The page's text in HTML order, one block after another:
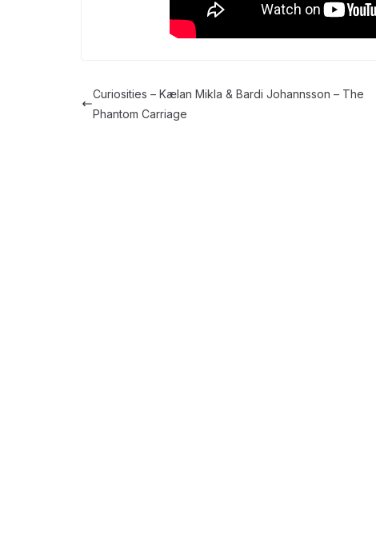
Curiosities – Kælan Mikla & Bardi Johannsson – The
Phantom Carriage